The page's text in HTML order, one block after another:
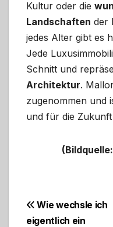
Kultur oder die
Landschaften der
jedes Alter gibt es
Jede
Schnitt und
Architektur.
zugenommen und
und für die
Wie wechsle ich
eigentlich ein